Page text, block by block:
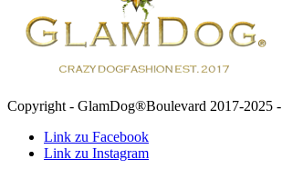
Copyright - GlamDog®Boulevard 2017-2025 -
Link zu Facebook
Link zu Instagram